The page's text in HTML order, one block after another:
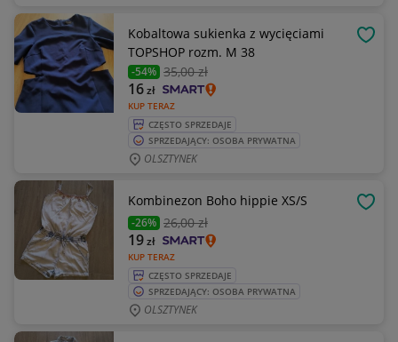
Kobaltowa sukienka z wycięciami
TOPSHOP rozm. M 38
-54% 35,00 zł
KUP TERAZ
16zł
CZĘSTO SPRZEDAJE
SPRZEDAJĄCY: OSOBA PRYWATNA
OLSZTYNEK
Kombinezon Boho hippie XS/S
-26% 26,00 zł
KUP TERAZ
19zł
CZĘSTO SPRZEDAJE
SPRZEDAJĄCY: OSOBA PRYWATNA
OLSZTYNEK